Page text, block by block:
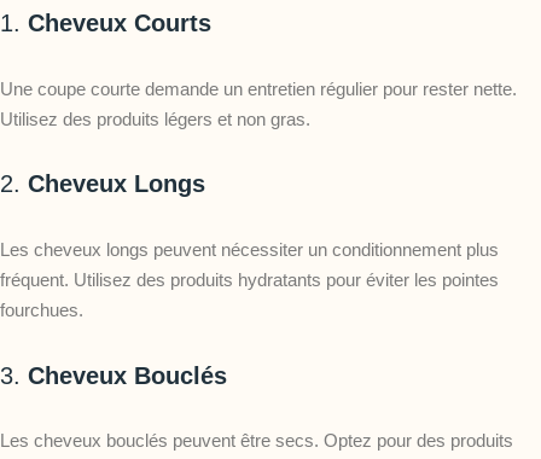
1. Cheveux Courts
Une coupe courte demande un entretien régulier pour rester nette.
Utilisez des produits légers et non gras.
2. Cheveux Longs
Les cheveux longs peuvent nécessiter un conditionnement plus
fréquent. Utilisez des produits hydratants pour éviter les pointes
fourchues.
3. Cheveux Bouclés
Les cheveux bouclés peuvent être secs. Optez pour des produits